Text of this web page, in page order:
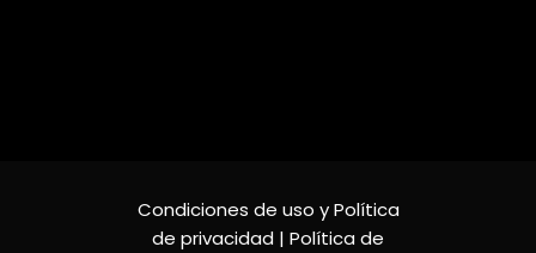
Condiciones de uso y Política
de privacidad | Política de